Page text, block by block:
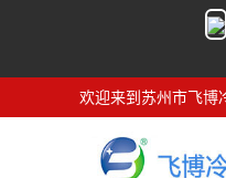
欢迎来到苏州市飞博